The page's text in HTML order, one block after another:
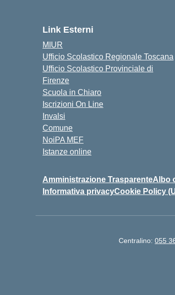
Link Esterni
MIUR
Ufficio Scolastico Regionale Toscana
Ufficio Scolastico Provinciale di
Firenze
Scuola in Chiaro
Iscrizioni On Line
Invalsi
Comune
NoiPA MEF
Istanze online
Amministrazione TrasparenteAlbo
Informativa privacyCookie Policy
Centralino: 055